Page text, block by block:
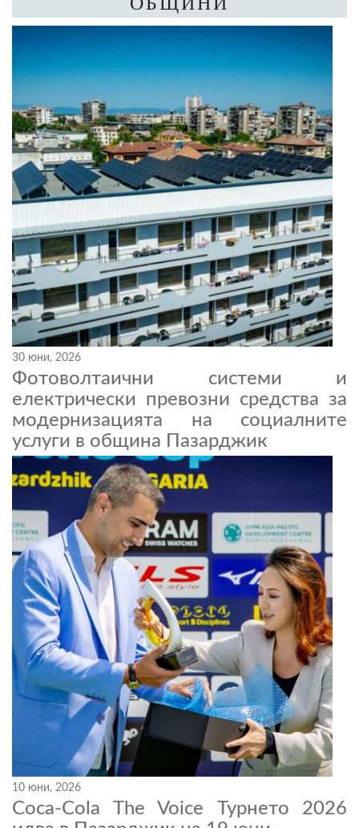
30 юни, 2026
Фотоволтаични системи и
електрически превозни средства за
модернизацията на социалните
услуги в община Пазарджик
10 юни, 2026
Coca-Cola The Voice Турнето 2026